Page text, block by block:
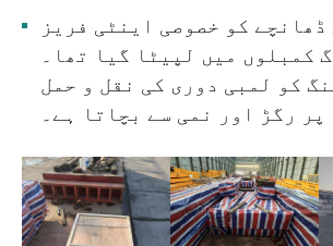
کو خصوصی اینٹی فریز
کمبلوں میں لپیٹا گیا تھا۔
کو لمبی دوری کی نقل و حمل
پر رگڑ اور نمی سے بچاتا ہے۔